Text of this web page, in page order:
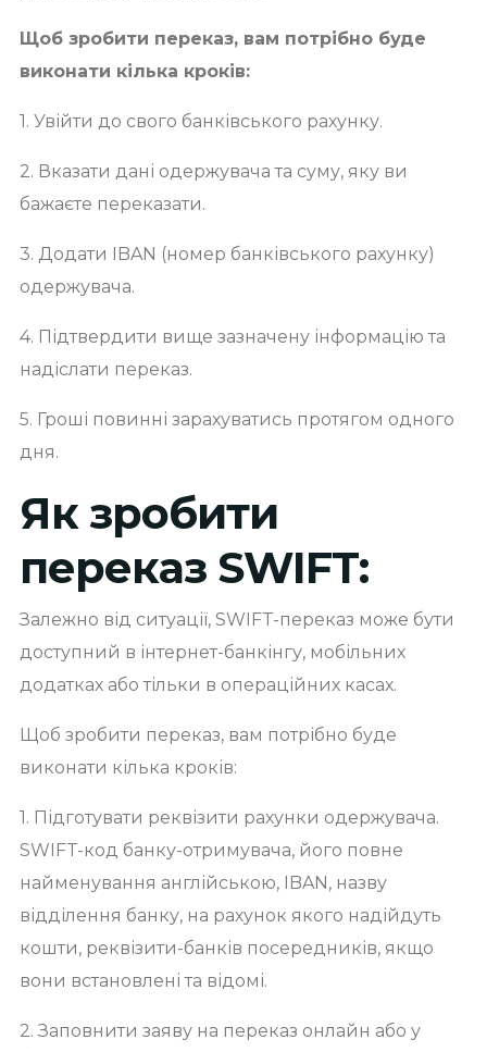
Щоб зробити переказ, вам потрібно буде
виконати кілька кроків:
1. Увійти до свого банківського рахунку.
2. Вказати дані одержувача та суму, яку ви
бажаєте переказати.
3. Додати IBAN (номер банківського рахунку)
одержувача.
4. Підтвердити вище зазначену інформацію та
надіслати переказ.
5. Гроші повинні зарахуватись протягом одного
дня.
Як зробити
переказ SWIFT:
Залежно від ситуації, SWIFT-переказ може бути
доступний в інтернет-банкінгу, мобільних
додатках або тільки в операційних касах.
Щоб зробити переказ, вам потрібно буде
виконати кілька кроків:
1. Підготувати реквізити рахунки одержувача.
SWIFT-код банку-отримувача, його повне
найменування англійською, IBAN, назву
відділення банку, на рахунок якого надійдуть
кошти, реквізити-банків посередників, якщо
вони встановлені та відомі.
2. Заповнити заяву на переказ онлайн або у